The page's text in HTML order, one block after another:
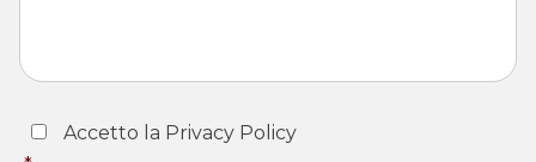
Consent *
Accetto la Privacy Policy